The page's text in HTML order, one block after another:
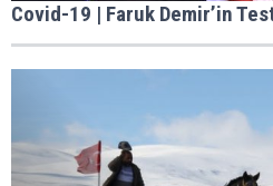
Covid-19 | Faruk Demir’in